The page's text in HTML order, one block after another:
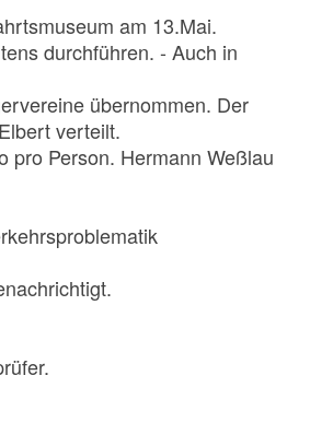
am 13.Mai.
durchführen. - Auch in
übernommen. Der
verteilt.
pro Person. Hermann Weßlau